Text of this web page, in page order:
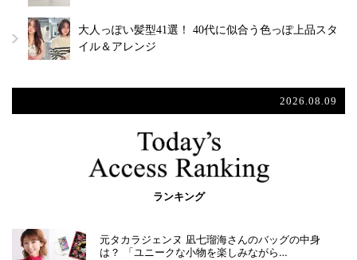
大人っぽい髪型41選！ 40代に似合う色っぽ上品スタ
イル＆アレンジ
2026.08.09
ランキング
元タカラジェンヌ 凪七瑠海さんのバッグの中身
は？ 「ユニークな小物を楽しみながら…